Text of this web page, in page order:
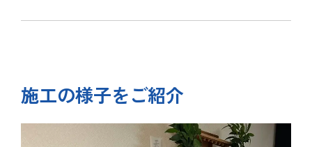
施工の様子をご紹介